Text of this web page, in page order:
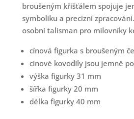
broušeným křišťálem spojuje
symboliku a precizní
osobní talisman pro milovníky
cínová figurka s broušeným
cínové kovodíly jsou jemně
výška figurky 31 mm
šířka figurky 20 mm
délka figurky 40 mm